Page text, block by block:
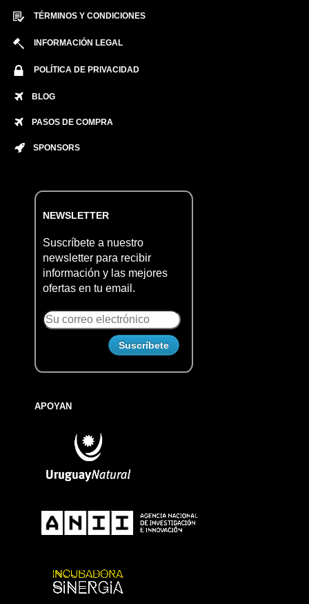
TÉRMINOS Y CONDICIONES
INFORMACIÓN LEGAL
POLÍTICA DE PRIVACIDAD
BLOG
PASOS DE COMPRA
SPONSORS
NEWSLETTER
Suscríbete a nuestro
newsletter para recibir
información y las mejores
ofertas en tu email.
APOYAN